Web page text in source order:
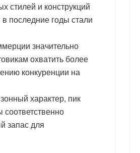
стилей и конструкций
последние годы стали
значительно
охватить более
конкуренции на
характер, пик
запас для